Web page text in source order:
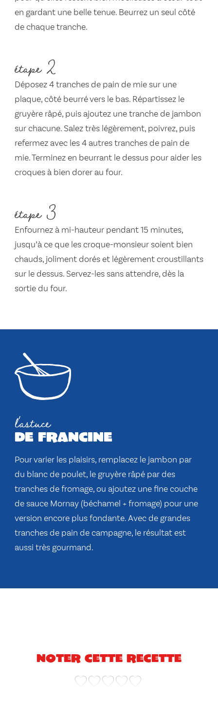
en gardant une belle tenue. Beurrez un seul côté
de chaque tranche.
étape 2
Déposez 4 tranches de pain de mie sur une
plaque, côté beurré vers le bas. Répartissez le
gruyère râpé, puis ajoutez une tranche de jambon
sur chacune. Salez très légèrement, poivrez, puis
refermez avec les 4 autres tranches de pain de
mie. Terminez en beurrant le dessus pour aider les
croques à bien dorer au four.
étape 3
Enfournez à mi-hauteur pendant 15 minutes,
jusqu’à ce que les croque-monsieur soient bien
chauds, joliment dorés et légèrement croustillants
sur le dessus. Servez-les sans attendre, dès la
sortie du four.
l'astuce
de francine
Pour varier les plaisirs, remplacez le jambon par
du blanc de poulet, le gruyère râpé par des
tranches de fromage, ou ajoutez une fine couche
de sauce Mornay (béchamel + fromage) pour une
version encore plus fondante. Avec de grandes
tranches de pain de campagne, le résultat est
aussi très gourmand.
Noter cette recette